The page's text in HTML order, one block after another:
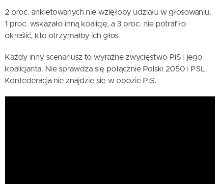
2 proc. ankietowanych nie wzięłoby udziału w głosowaniu,
1 proc. wskazało inną koalicję, a 3 proc. nie potrafiło
określić, kto otrzymałby ich głos.
Każdy inny scenariusz to wyraźne zwycięstwo PiS i jego
koalicjanta. Nie sprawdza się połącznie Polski 2050 i PSL.
Konfederacja nie znajdzie się w obozie PiS.